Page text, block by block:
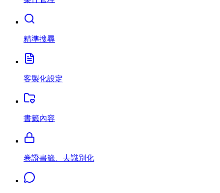
精準搜尋
客製化設定
書籤內容
卷證書籤、去識別化